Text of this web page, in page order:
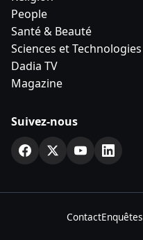
People
Santé & Beauté
Sciences et Technologies
Dadia TV
Magazine
Suivez-nous
ContactEnquêtes